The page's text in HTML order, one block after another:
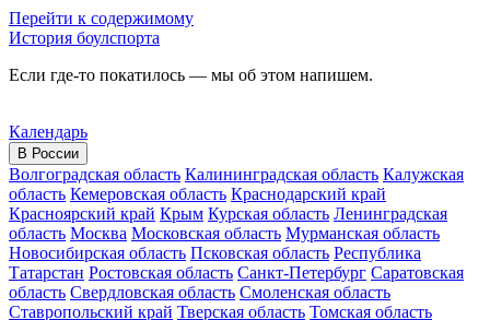
Перейти к содержимому
История боулспорта
Если где-то покатилось — мы об этом напишем.
Календарь
В России
Волгоградская область Калининградская область Калужская
область Кемеровская область Краснодарский край
Красноярский край Крым Курская область Ленинградская
область Москва Московская область Мурманская область
Новосибирская область Псковская область Республика
Татарстан Ростовская область Санкт-Петербург Саратовская
область Свердловская область Смоленская область
Ставропольский край Тверская область Томская область